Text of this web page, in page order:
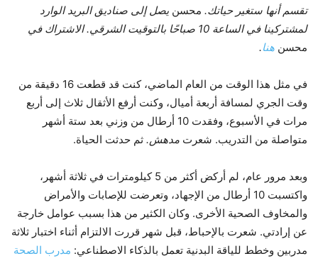
تقسم أنها ستغير حياتك. محسن يصل إلى صناديق البريد الوارد
لمشتركينا في الساعة 10 صباحًا بالتوقيت الشرقي. الاشتراك في
محسن هنا.
في مثل هذا الوقت من العام الماضي، كنت قد قطعت 16 دقيقة من
وقت الجري لمسافة أربعة أميال، وكنت أرفع الأثقال ثلاث إلى أربع
مرات في الأسبوع، وفقدت 10 أرطال من وزني بعد ستة أشهر
متواصلة من التدريب. شعرت مدهش. ثم حدثت الحياة.
وبعد مرور عام، لم أركض أكثر من 5 كيلومترات في ثلاثة أشهر،
واكتسبت 10 أرطال من الإجهاد، وتعرضت للإصابات والأمراض
والمخاوف الصحية الأخرى. وكان الكثير من هذا بسبب عوامل خارجة
عن إرادتي. شعرت بالإحباط، قبل شهر قررت الالتزام أثناء اختبار ثلاثة
مدربين وخطط للياقة البدنية تعمل بالذكاء الاصطناعي: مدرب الصحة